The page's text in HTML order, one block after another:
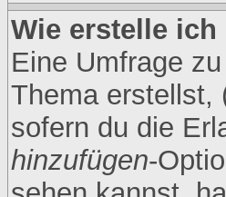
Wie erstelle ich
Eine Umfrage
Thema erstellst,
sofern du die
hinzufügen-